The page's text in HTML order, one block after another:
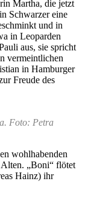
Martha, die jetzt
Schwarzer eine
und in
in Leoparden
aus, sie spricht
vermeintlichen
in Hamburger
Freude des
Foto: Petra
wohlhabenden
„Boni“ flötet
Hainz) ihr